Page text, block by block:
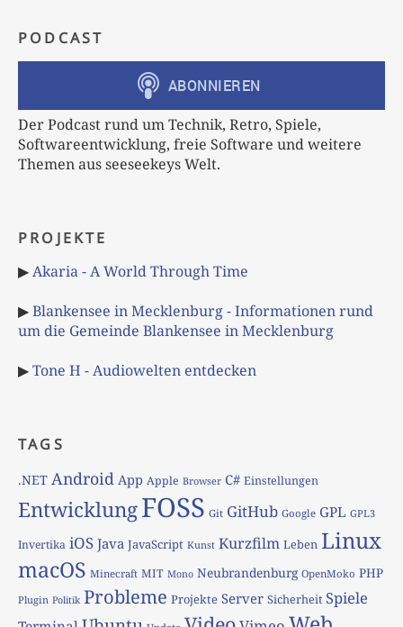
PODCAST
Der Podcast rund um Technik, Retro, Spiele,
Softwareentwicklung, freie Software und weitere
Themen aus seeseekeys Welt.
PROJEKTE
▶Akaria - A World Through Time
▶Blankensee in Mecklenburg - Informationen rund
um die Gemeinde Blankensee in Mecklenburg
▶Tone H - Audiowelten entdecken
TAGS
.NET Android App Apple Browser C# Einstellungen
EntwicklungFOSS Git GitHub Google GPL GPL3
Invertika iOS Java JavaScript Kunst Kurzfilm Leben Linux
macOS Minecraft MIT Mono Neubrandenburg OpenMoko PHP
Plugin Politik Probleme Projekte Server Sicherheit Spiele